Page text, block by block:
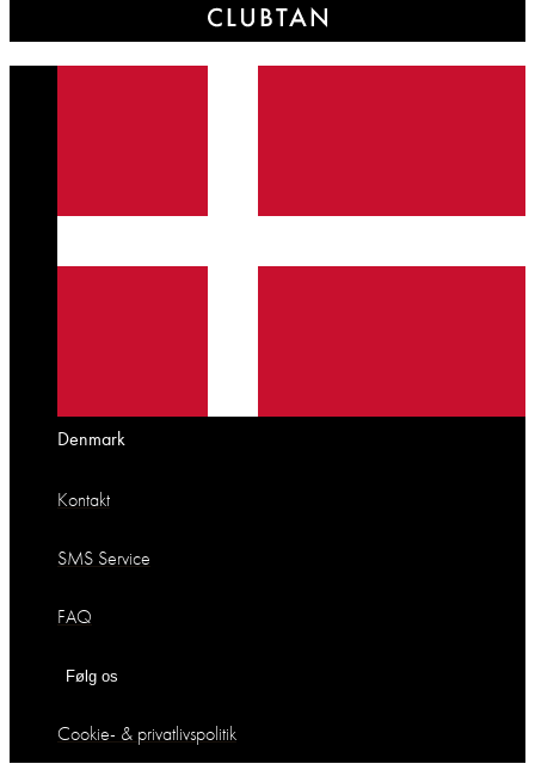
Denmark
Kontakt
SMS Service
FAQ
Følg os
Cookie- & privatlivspolitik